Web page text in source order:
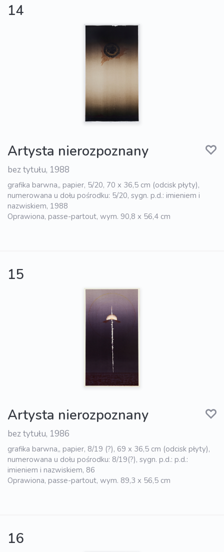
14
Artysta nierozpoznany
bez tytułu, 1988
grafika barwna,, papier, 5/20, 70 x 36,5 cm (odcisk płyty),
numerowana u dołu pośrodku: 5/20, sygn. p.d.: imieniem i
nazwiskiem, 1988
Oprawiona, passe-partout, wym. 90,8 x 56,4 cm
15
Artysta nierozpoznany
bez tytułu, 1986
grafika barwna,, papier, 8/19 (?), 69 x 36,5 cm (odcisk płyty),
numerowana u dołu pośrodku: 8/19(?), sygn. p.d.: p.d.:
imieniem i nazwiskiem, 86
Oprawiona, passe-partout, wym. 89,3 x 56,5 cm
16